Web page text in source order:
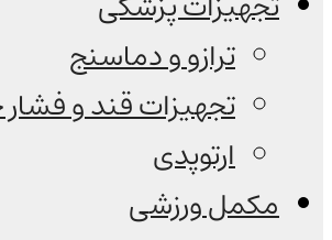
ترازو و دماسنج
تجهیزات قند و
ارتوپدی
مکمل ورزشی